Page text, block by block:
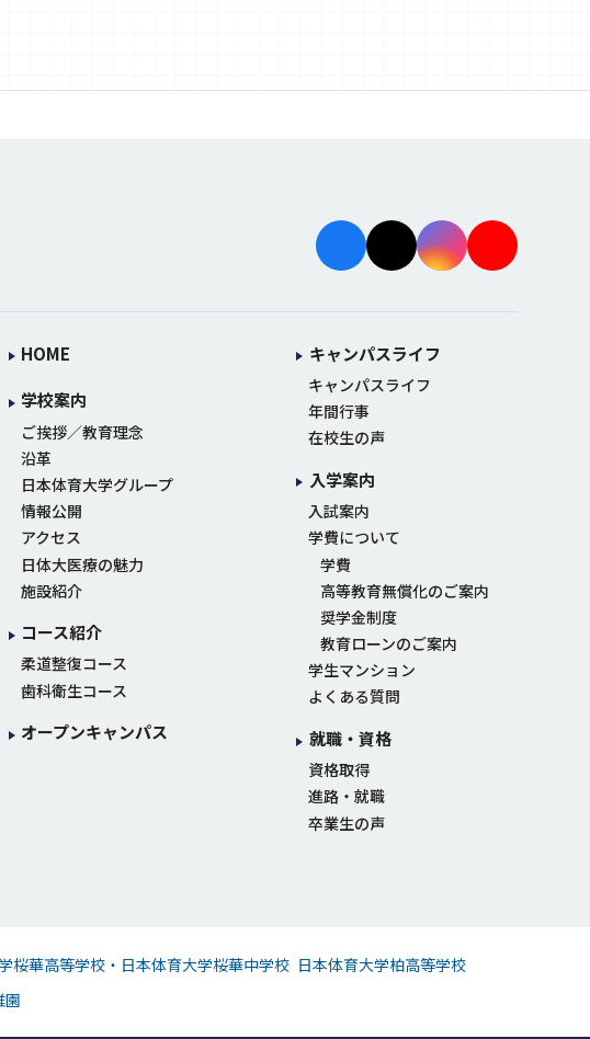
HOME
学校案内
ご挨拶／教育理念
沿革
日本体育大学グループ
情報公開
アクセス
日体大医療の魅力
施設紹介
コース紹介
柔道整復コース
歯科衛生コース
オープンキャンパス
キャンパスライフ
キャンパスライフ
年間行事
在校生の声
入学案内
入試案内
学費について
学費
高等教育無償化のご案内
奨学金制度
教育ローンのご案内
学生マンション
よくある質問
就職・資格
資格取得
進路・就職
卒業生の声
桜華高等学校・日本体育大学桜華中学校 日本体育大学柏高等学校
園